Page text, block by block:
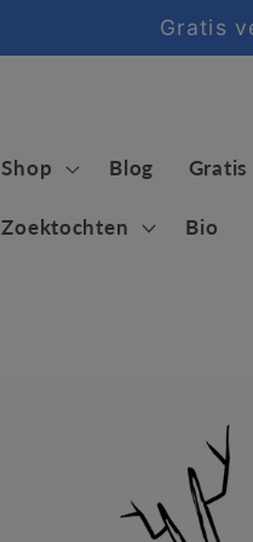
Gratis
Shop Blog
Zoektochten Bio